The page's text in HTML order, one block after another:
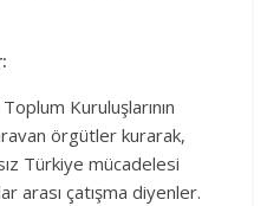
Kuruluşlarının
örgütler kurarak,
Türkiye mücadelesi
arası çatışma diyenler.